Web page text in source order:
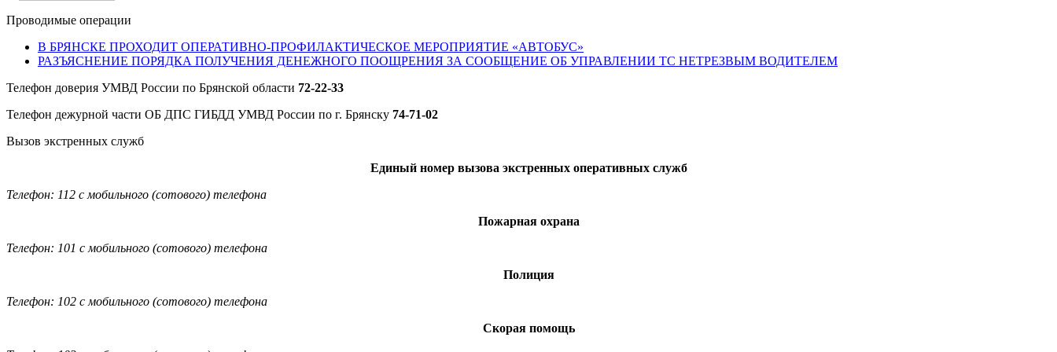
Проводимые операции
В БРЯНСКЕ ПРОХОДИТ ОПЕРАТИВНО-ПРОФИЛАКТИЧЕСКОЕ МЕРОПРИЯТИЕ «АВТОБУС»
РАЗЪЯСНЕНИЕ ПОРЯДКА ПОЛУЧЕНИЯ ДЕНЕЖНОГО ПООЩРЕНИЯ ЗА СООБЩЕНИЕ ОБ УПРАВЛЕНИИ ТС НЕТРЕЗВЫМ ВОДИТЕЛЕМ
Телефон доверия УМВД России по Брянской области 72-22-33
Телефон дежурной части ОБ ДПС ГИБДД УМВД России по г. Брянску 74-71-02
Вызов экстренных служб
Единый номер вызова экстренных оперативных служб
Телефон: 112 с мобильного (сотового) телефона
Пожарная охрана
Телефон: 101 с мобильного (сотового) телефона
Полиция
Телефон: 102 с мобильного (сотового) телефона
Скорая помощь